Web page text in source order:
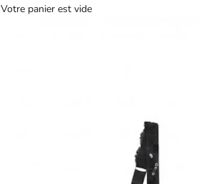
Votre panier est vide